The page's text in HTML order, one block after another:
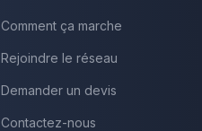
Comment ça marche
Rejoindre le réseau
Demander un devis
Contactez-nous